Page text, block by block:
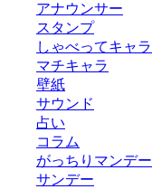
アナウンサー
スタンプ
しゃべってキャラ
マチキャラ
壁紙
サウンド
占い
コラム
がっちりマンデー
サンデー